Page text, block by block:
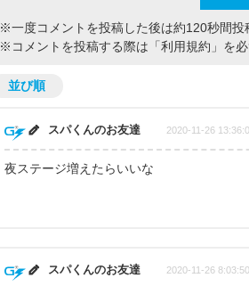
※一度コメントを投稿した後は約120秒間投
※コメントを投稿する際は 「利用規約」 を
並び順
スパくんのお友達 2020-11-26
夜ステージ増えたらいいな
スパくんのお友達 2020-11-26 8:03:50